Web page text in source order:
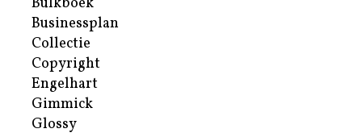
Businessplan
Collectie
Copyright
Engelhart
Gimmick
Glossy